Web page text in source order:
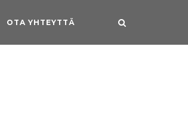
OTA YHTEYTTÄ